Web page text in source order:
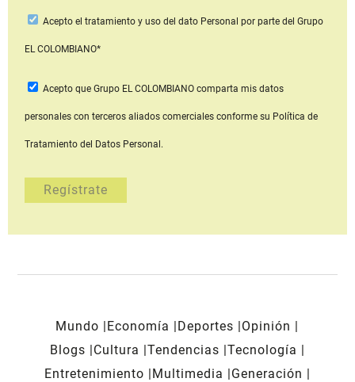
Acepto el tratamiento y uso del dato Personal por parte del Grupo
EL COLOMBIANO*
Acepto que Grupo EL COLOMBIANOcomparta mis datos
personales con terceros aliados comerciales conforme su Política de
Tratamiento del Datos Personal.
Mundo Economía Deportes
Opinión
Blogs
Cultura Tendencias Tecnología
Entretenimiento
Multimedia
Generación